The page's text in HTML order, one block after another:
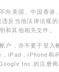
向美国、中国香港
反当地法律法规
和其他相关文件。
户，亦不要于登入
，iPad，iPhone
Inc.的注册